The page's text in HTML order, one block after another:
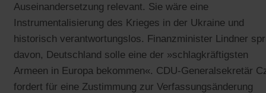
Auseinandersetzung relevant. Sie wäre eine
Instrumentalisierung des Krieges in der Ukraine und
historisch verantwortungslos. Finanzminister Lindner
davon, Deutschland solle eine der »schlagkräftigsten
Armeen in Europa bekommen«. CDU-Generalsekretär
fordert für eine Zustimmung zur Verfassungsänderung